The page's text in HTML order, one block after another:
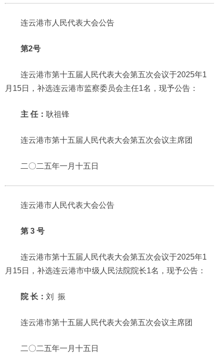
连云港市人民代表大会公告
第2号
连云港市第十五届人民代表大会第五次会议于2025年1
月15日，补选连云港市监察委员会主任1名，现予公告：
主 任： 耿祖锋
连云港市第十五届人民代表大会第五次会议主席团
二〇二五年一月十五日
连云港市人民代表大会公告
第 3 号
连云港市第十五届人民代表大会第五次会议于2025年1
月15日，补选连云港市中级人民法院院长1名，现予公告：
院 长： 刘 振
连云港市第十五届人民代表大会第五次会议主席团
二〇二五年一月十五日